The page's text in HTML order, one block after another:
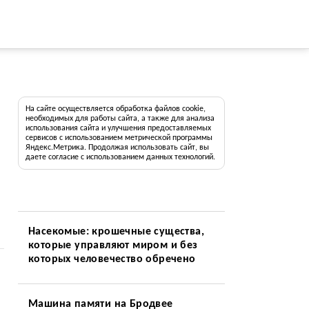
На сайте осуществляется обработка файлов cookie,
необходимых для работы сайта, а также для анализа
использования сайта и улучшения предоставляемых
сервисов с использованием метрической программы
Яндекс.Метрика. Продолжая использовать сайт, вы
даете согласие с использованием данных технологий.
Насекомые: крошечные существа,
которые управляют миром и без
которых человечество обречено
Машина памяти на Бродвее